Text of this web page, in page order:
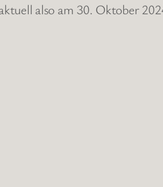
also am 30. Oktober